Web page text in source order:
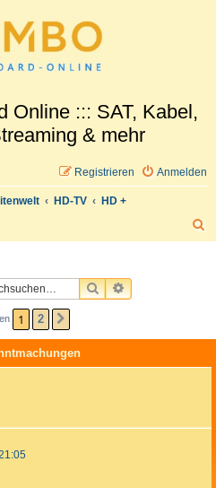
Online ::: SAT, Kabel,
& mehr
Anmelden
Registrieren
HD-TV
HD +
SUCHEERWEITERTE
1 2